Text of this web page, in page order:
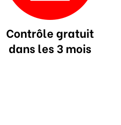
Contrôle gratuit
dans les 3 mois